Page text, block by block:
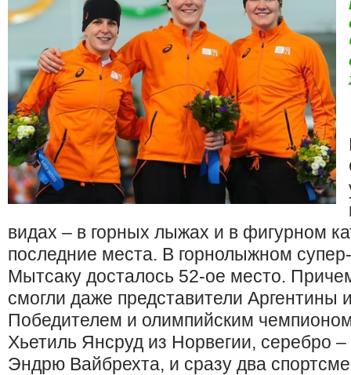
видах – в горных лыжах и в фигурном
последние места. В горнолыжном
Мытсаку досталось 52-ое место.
смогли даже представители Аргентины
Победителем и олимпийским
Хьетиль Янсруд из Норвегии, серебро
Эндрю Вайбрехта, и сразу два